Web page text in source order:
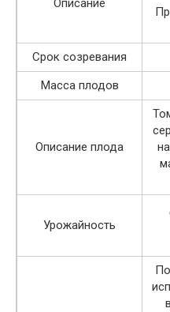
Описание
Срок созревания
Масса плодов
Описание плода
Урожайность